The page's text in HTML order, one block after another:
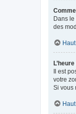
Dans
des
Haut
Il est
votre
Si vous
Haut